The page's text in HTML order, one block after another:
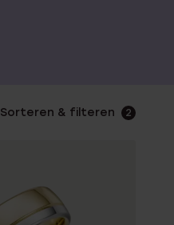
Sorteren & filteren 2